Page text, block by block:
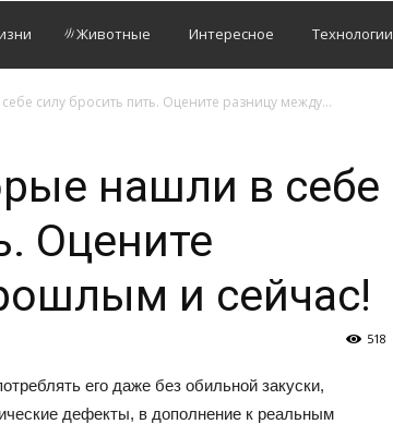
Животные Интересное Технологии
силу бросить пить. Оцените разницу между...
нашли в себе
Оцените
и сейчас!
518
его даже без обильной закуски,
дефекты, в дополнение к реальным